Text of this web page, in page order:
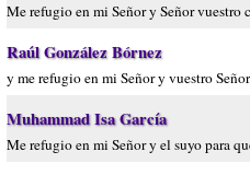
Me refugio en mi Señor y Señor
Raúl González Bórnez
y me refugio en mi Señor y vuestro
Muhammad Isa García
Me refugio en mi Señor y el suyo para